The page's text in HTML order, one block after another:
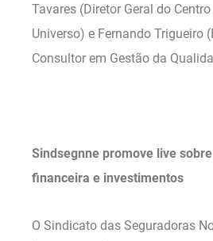
Tavares (Diretor Geral do
Universo) e Fernando Trigueiro
Consultor em Gestão da
Sindsegnne promove live
financeira e investimentos
O Sindicato das Seguradoras